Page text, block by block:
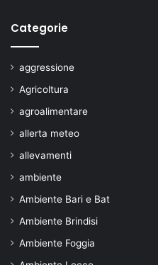
Categorie
aggressione
Agricoltura
agroalimentare
allerta meteo
allevamenti
ambiente
Ambiente Bari e Bat
Ambiente Brindisi
Ambiente Foggia